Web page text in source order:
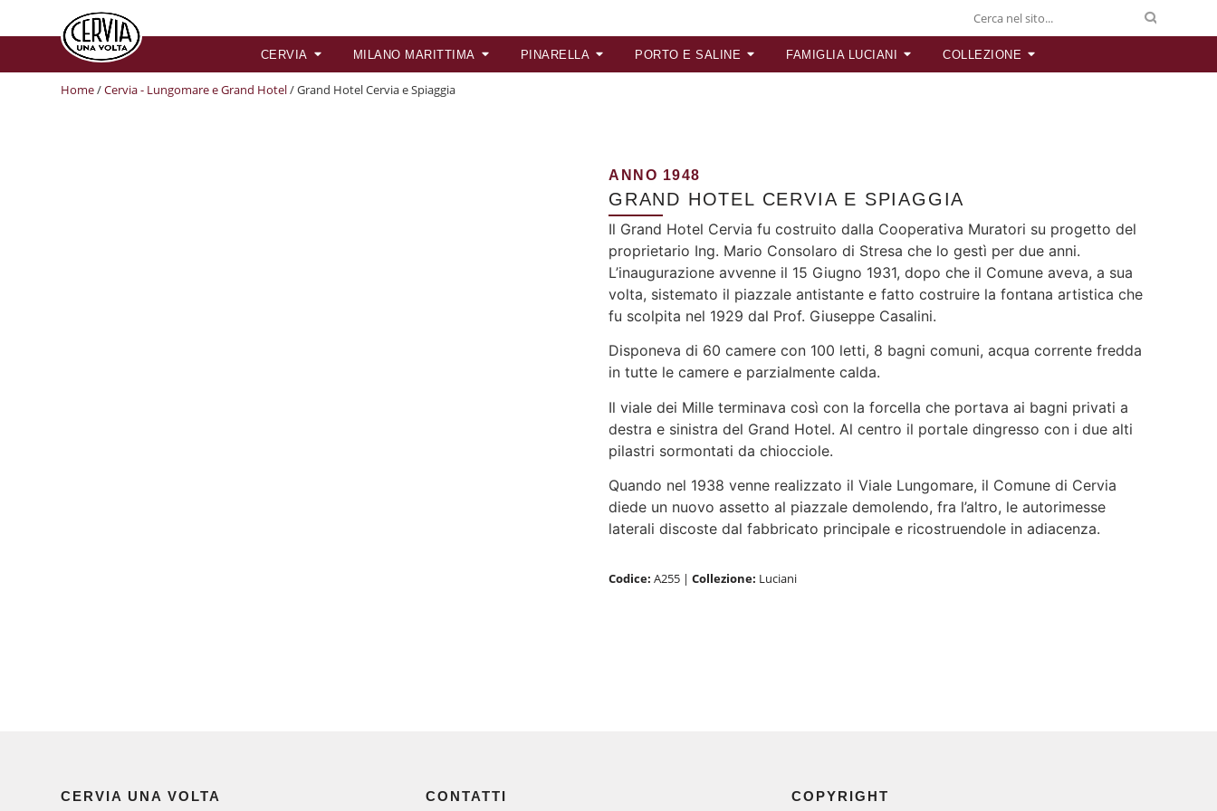
CERVIA MILANO MARITTIMA PINARELLA PORTO E SALINE FAMIGLIA LUCIANI COLLEZIONE
Home/Cervia - Lungomare e Grand Hotel/ Grand Hotel Cervia e Spiaggia
ANNO 1948
GRAND HOTEL CERVIA E SPIAGGIA
Il Grand Hotel Cervia fu costruito dalla Cooperativa Muratori su progetto del
proprietario Ing. Mario Consolaro di Stresa che lo gestì per due anni.
L’inaugurazione avvenne il 15 Giugno 1931, dopo che il Comune aveva, a sua
volta, sistemato il piazzale antistante e fatto costruire la fontana artistica che
fu scolpita nel 1929 dal Prof. Giuseppe Casalini.
Disponeva di 60 camere con 100 letti, 8 bagni comuni, acqua corrente fredda
in tutte le camere e parzialmente calda.
Il viale dei Mille terminava così con la forcella che portava ai bagni privati a
destra e sinistra del Grand Hotel. Al centro il portale dingresso con i due alti
pilastri sormontati da chiocciole.
Quando nel 1938 venne realizzato il Viale Lungomare, il Comune di Cervia
diede un nuovo assetto al piazzale demolendo, fra l’altro, le autorimesse
laterali discoste dal fabbricato principale e ricostruendole in adiacenza.
Codice: A255 | Collezione: Luciani
CERVIA UNA VOLTA CONTATTI COPYRIGHT